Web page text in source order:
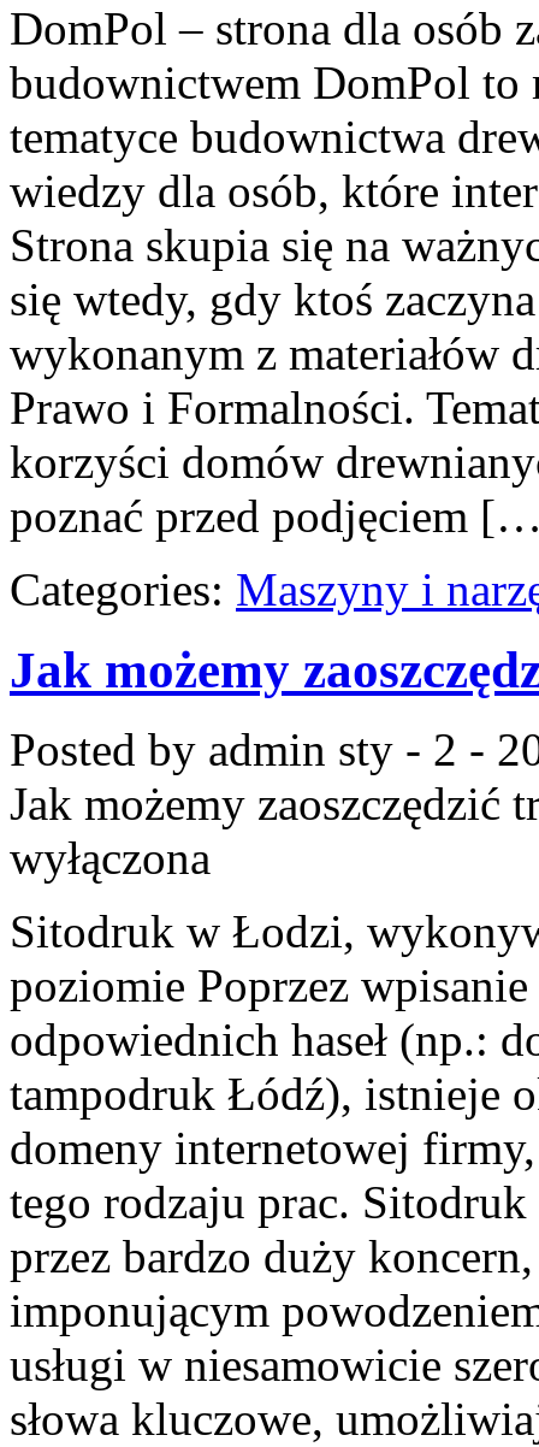
DomPol – strona dla osób
budownictwem DomPol to
tematyce budownictwa
wiedzy dla osób, które
Strona skupia się na
się wtedy, gdy ktoś
wykonanym z materiałów
Prawo i Formalności.
korzyści domów
poznać przed podjęciem
Categories: Maszyny i
Jak możemy
Posted by admin sty - 2 -
Jak możemy zaoszczędzić
wyłączona
Sitodruk w Łodzi,
poziomie Poprzez
odpowiednich haseł (np.:
tampodruk Łódź), istnieje
domeny internetowej
tego rodzaju prac.
przez bardzo duży
imponującym
usługi w niesamowicie
słowa kluczowe,